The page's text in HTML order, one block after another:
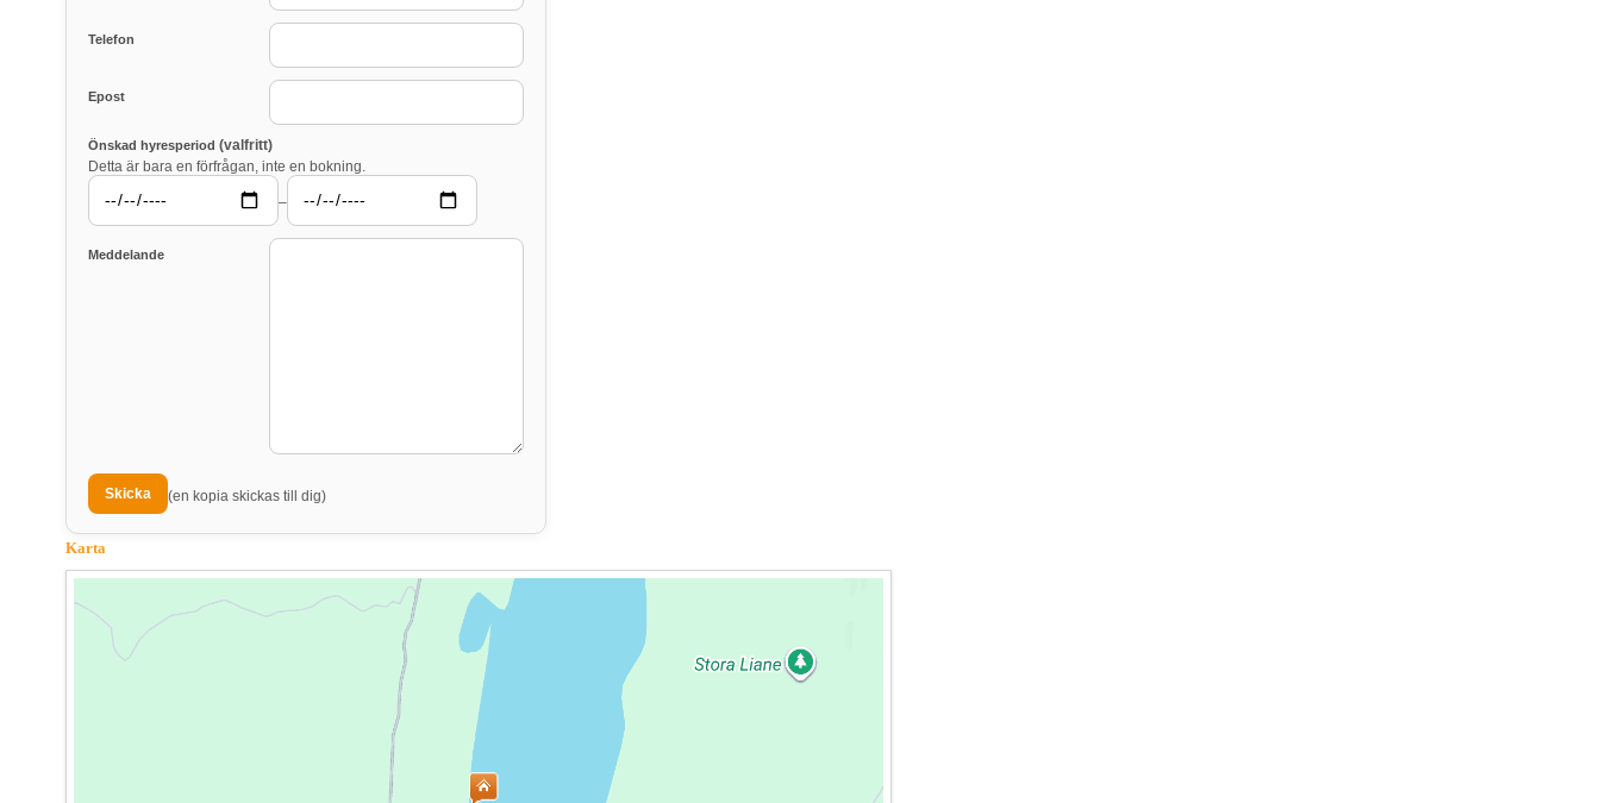
Telefon
Epost
Önskad hyresperiod (valfritt)
Detta är bara en förfrågan, inte en bokning.
–
Meddelande
(en kopia skickas till dig)
Karta